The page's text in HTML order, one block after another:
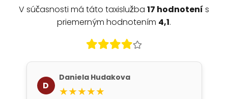
V súčasnosti má táto taxislužba 17 hodnotení s
priemerným hodnotením 4,1.
D
Daniela Hudakova
★★★★★